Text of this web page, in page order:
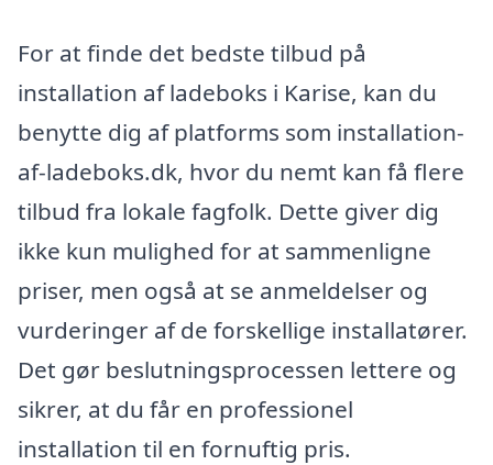
For at finde det bedste tilbud på
installation af ladeboks i Karise, kan du
benytte dig af platforms som installation-
af-ladeboks.dk, hvor du nemt kan få flere
tilbud fra lokale fagfolk. Dette giver dig
ikke kun mulighed for at sammenligne
priser, men også at se anmeldelser og
vurderinger af de forskellige installatører.
Det gør beslutningsprocessen lettere og
sikrer, at du får en professionel
installation til en fornuftig pris.